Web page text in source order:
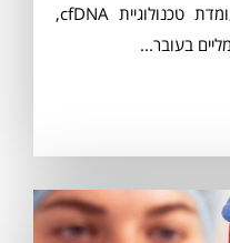
היא מתאימה במרכז התהליך עומדת טכנולוגיית cfDNA,
בעובר...